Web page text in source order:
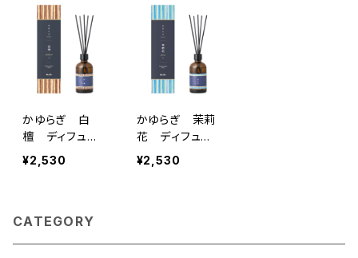
かゆらぎ 白
檀 ディフュー
ザー １００ml
¥2,530
かゆらぎ 茉莉
花 ディフュー
ザー １００ml
¥2,530
CATEGORY